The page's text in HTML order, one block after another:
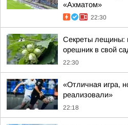
«Ахматом»
22:30
Секреты лещины:
орешник в свой
22:30
«Отличная игра,
реализовали»
22:18